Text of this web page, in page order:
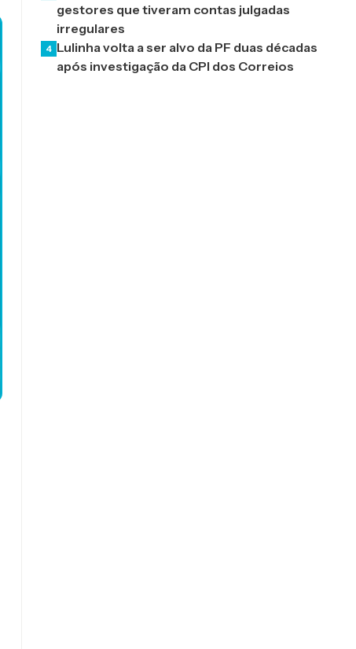
gestores que tiveram contas julgadas
irregulares
4 Lulinha volta a ser alvo da PF duas décadas
após investigação da CPI dos Correios